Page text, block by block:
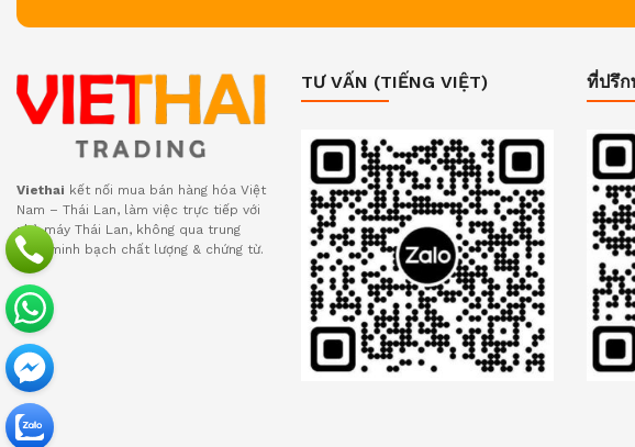
Viethai kết nối mua bán hàng hóa Việt
Nam – Thái Lan, làm việc trực tiếp với
nhà máy Thái Lan, không qua trung
gian, minh bạch chất lượng & chứng từ.
TƯ VẤN (TIẾNG VIỆT) ที่ปรึก